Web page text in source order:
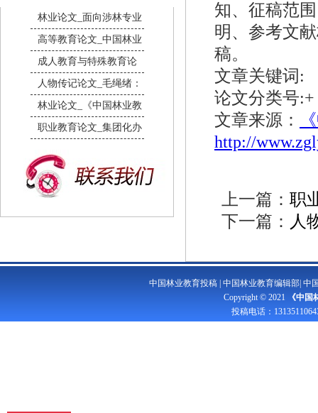
林业论文_面向涉林专业
高等教育论文_中国林业
成人教育与特殊教育论
人物传记论文_毛绳绪：
林业论文_《中国林业教
职业教育论文_集团化办
知、征稿范
明、参考文
稿。
文章关键词:
论文分类号:+
文章来源：
http://
上一篇： 职
下一篇： 人
中国林业教育投稿 中国林业教育编辑部 中
Copyright © 2021
《中国
投稿电话：